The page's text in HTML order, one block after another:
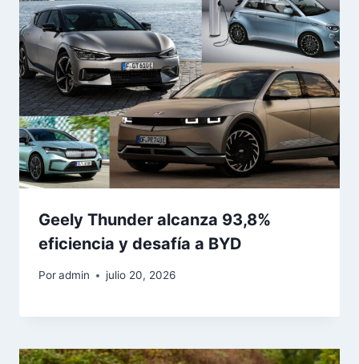
Geely Thunder alcanza 93,8%
eficiencia y desafía a BYD
Poradmin julio 20, 2026